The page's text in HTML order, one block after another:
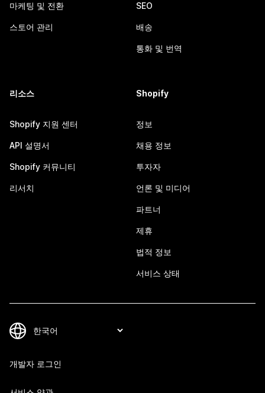
마케팅 및 전환
스토어 관리
SEO
배송
통화 및 번역
리소스
Shopify 지원 센터
API 설명서
Shopify 커뮤니티
리서치
Shopify
정보
채용 정보
투자자
언론 및 미디어
파트너
제휴
법적 정보
서비스 상태
개발자 로그인